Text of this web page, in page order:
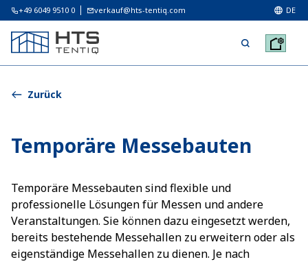
+49 6049 9510 0 verkauf@hts-tentiq.com DE
Zurück
Temporäre Messebauten
Temporäre Messebauten sind flexible und
professionelle Lösungen für Messen und andere
Veranstaltungen. Sie können dazu eingesetzt werden,
bereits bestehende Messehallen zu erweitern oder als
eigenständige Messehallen zu dienen. Je nach